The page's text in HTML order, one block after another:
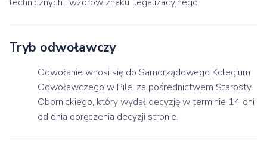
Tryb odwoławczy
Odwołanie wnosi się do Samorządowego Kolegium
Odwoławczego w Pile, za pośrednictwem Starosty
Obornickiego, który wydał decyzję w terminie 14 dni
od dnia doręczenia decyzji stronie.